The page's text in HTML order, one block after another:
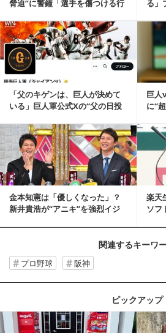
脅迫”に警鐘「選手を傷つける行
る」
「父のキゲンは、巨人が決めて
いる」巨人軍公式Xの“父の日投
巨人
に“
記事を読む
金本知憲は「優しくなった」？
新井貴浩が“アニキ”を強烈イジ
楽天
ソフ
記事を読む
関連するキーワ
プロ野球 阪神
ピックアップ
記事を読む